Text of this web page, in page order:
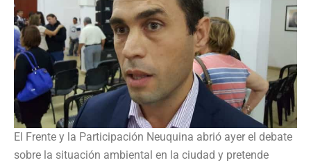
El Frente y la Participación Neuquina abrió ayer el debate
sobre la situación ambiental en la ciudad y pretende